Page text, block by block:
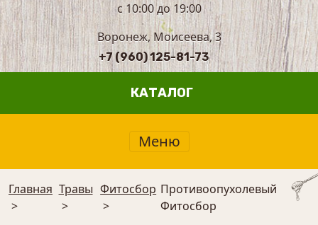
с 10:00 до 19:00
Воронеж, Моисеева, 3
+7 (960) 125-81-73
КАТАЛОГ
Меню
Главная
>
Травы
>
⁠Фитосбор
>
Противоопухолевый
Фитосбор